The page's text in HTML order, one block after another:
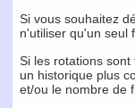
Si vous souhaitez
n'utiliser qu'un seul
Si les rotations
un historique plus
et/ou le nombre de